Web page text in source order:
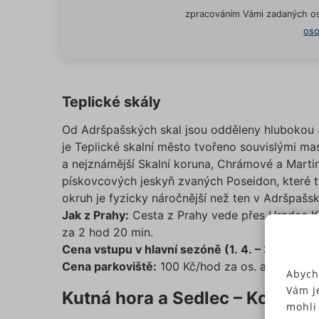
zpracováním Vámi zadaných
Teplické skály
Od Adršpašských skal jsou odděleny
je Teplické skalní město tvořeno souvislými
a nejznámější Skalní koruna, Chrámové a
pískovcových jeskyň zvaných Poseidon,
okruh je fyzicky náročnější než ten v
Jak z Prahy: Cesta z Prahy vede přes Hradec
za 2 hod 20 min.
Cena vstupu v hlavní sezóně (1. 4. – 31. 10.):
Cena parkoviště: 100 Kč/hod za os. automobil
Kutná hora a Sedlec – Kostnice
Vám
mohli